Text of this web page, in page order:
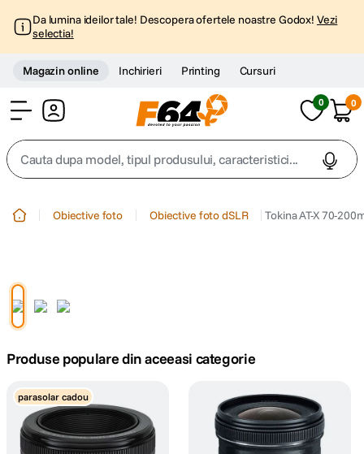
Da lumina ideilor tale! Descopera ofertele noastre Godox! Vezi
selectia!
Magazin online Inchirieri Printing Cursuri
0 0
Cauta dupa model, tipul produsului, caracteristici...
4. peak design
5. canon sx740 hs
6. lavaliera
Obiective foto Obiective foto dSLR Tokina AT-X 70-
Produse populare din aceeasi categorie
parasolar cadou